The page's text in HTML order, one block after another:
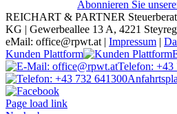
Abonnieren Sie
REICHART & PARTNER
KG | Gewerbeallee 13 A, 4221
eMail: office@rpwt.at | Impressum |
Kunden Plattform
Telefon: +43
Page load link